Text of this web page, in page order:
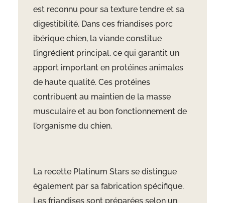
est reconnu pour sa texture tendre et sa
digestibilité. Dans ces friandises porc
ibérique chien, la viande constitue
l’ingrédient principal, ce qui garantit un
apport important en protéines animales
de haute qualité. Ces protéines
contribuent au maintien de la masse
musculaire et au bon fonctionnement de
l’organisme du chien.
La recette Platinum Stars se distingue
également par sa fabrication spécifique.
Les friandises sont préparées selon un